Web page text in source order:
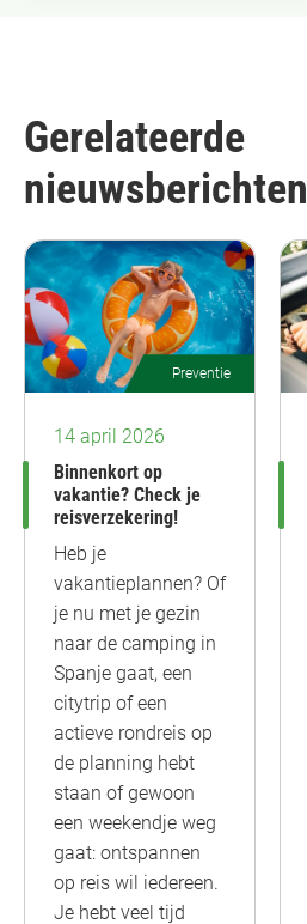
Gerelateerde
nieuwsberichten
Preventie
14 april 2026
Binnenkort op
vakantie? Check je
reisverzekering!
Heb je
vakantieplannen? Of
je nu met je gezin
naar de camping in
Spanje gaat, een
citytrip of een
actieve rondreis op
de planning hebt
staan of gewoon
een weekendje weg
gaat: ontspannen
op reis wil iedereen.
Je hebt veel tijd